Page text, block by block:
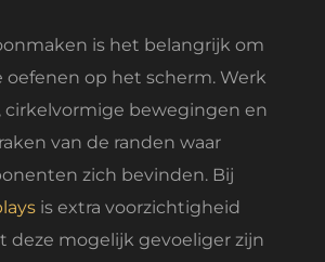
is het belangrijk om
op het scherm. Werk
bewegingen en
van de randen waar
zich bevinden. Bij
is extra voorzichtigheid
deze mogelijk gevoeliger zijn